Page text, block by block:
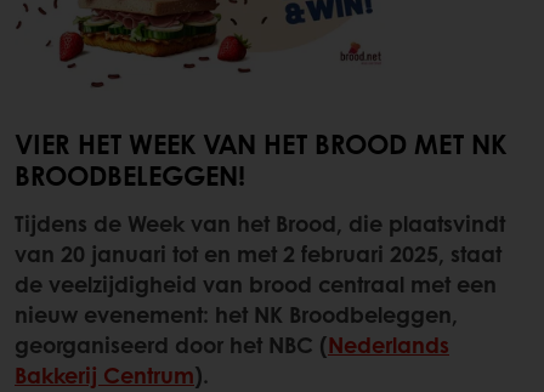
VIER HET WEEK VAN HET BROOD MET NK
BROODBELEGGEN!
Tijdens de Week van het Brood, die plaatsvindt
van 20 januari tot en met 2 februari 2025, staat
de veelzijdigheid van brood centraal met een
nieuw evenement: het NK Broodbeleggen,
georganiseerd door het NBC (Nederlands
Bakkerij Centrum).